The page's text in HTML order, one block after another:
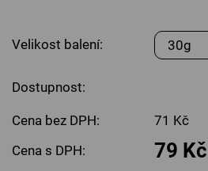
Velikost balení:
Dostupnost:
Cena bez DPH:
71 Kč
Cena s DPH:
79 Kč